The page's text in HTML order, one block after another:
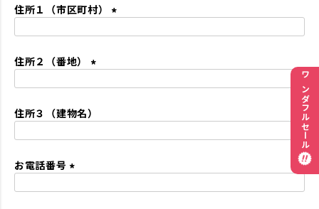
須
住所１（市区町村）
住所２（番地）
須
住所３（建物名）
お電話番号
ワンダフルセール